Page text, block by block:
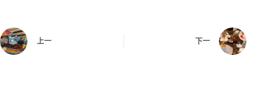
上一 下一